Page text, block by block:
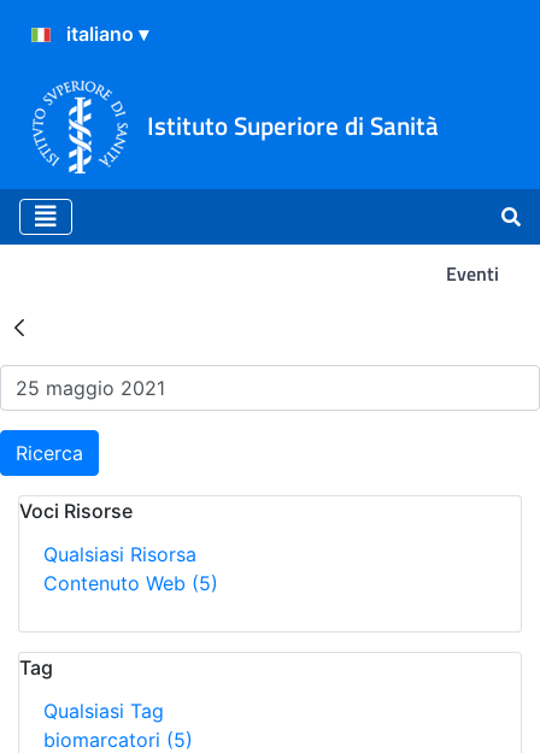
Istituto Superiore di Sanità
Eventi
Risultati della Ricerca -
Ricerca
Voci Risorse
Qualsiasi Risorsa
Contenuto Web (5)
Tag
Qualsiasi Tag
biomarcatori (5)